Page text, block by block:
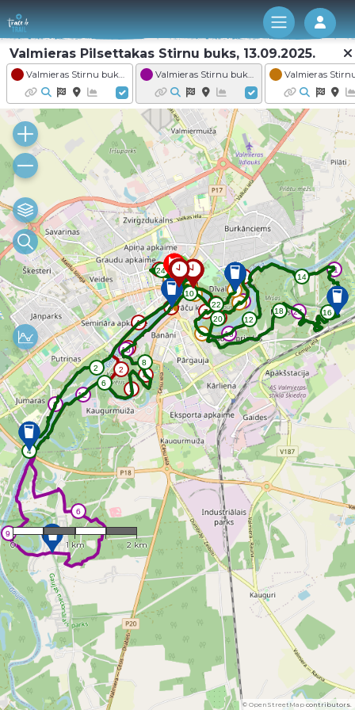
Log
Valmieras Pilsettakas Stirnu buks, 13.09.2025.
1 : 45,372
0 1 km 2 km
© OpenStreetMap contributors.